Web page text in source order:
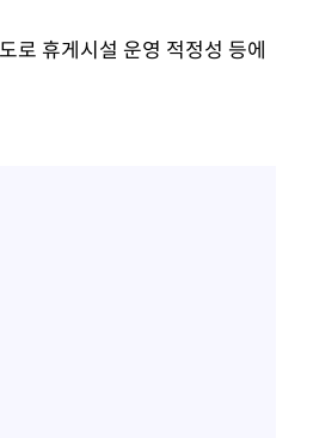
로 휴게시설 운영 적정성 등에